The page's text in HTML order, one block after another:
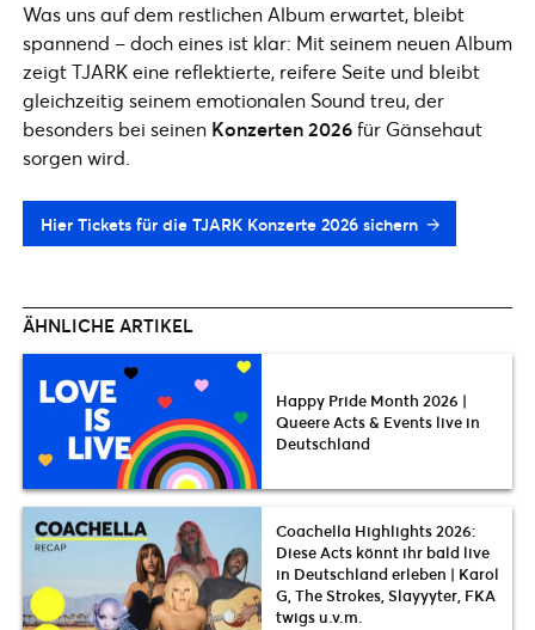
Was uns auf dem restlichen Album erwartet, bleibt
spannend – doch eines ist klar: Mit seinem neuen Album
zeigt TJARK eine reflektierte, reifere Seite und bleibt
gleichzeitig seinem emotionalen Sound treu, der
besonders bei seinen Konzerten 2026für Gänsehaut
sorgen wird.
Hier Tickets für die TJARK Konzerte 2026 sichern
ÄHNLICHE ARTIKEL
Happy Pride Month 2026 |
Queere Acts & Events live in
Deutschland
Coachella Highlights 2026:
Diese Acts könnt ihr bald live
in Deutschland erleben | Karol
G, The Strokes, Slayyyter, FKA
twigs u.v.m.